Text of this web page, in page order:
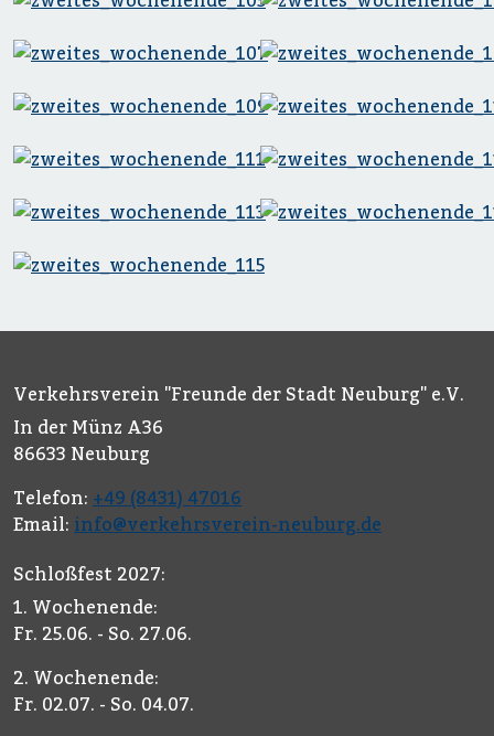
Verkehrsverein "Freunde der Stadt Neuburg" e.V.
In der Münz A36
86633 Neuburg
Telefon: +49 (8431) 47016
Email: info@verkehrsverein-neuburg.de
Schloßfest 2027:
1. Wochenende:
Fr. 25.06. - So. 27.06.
2. Wochenende:
Fr. 02.07. - So. 04.07.